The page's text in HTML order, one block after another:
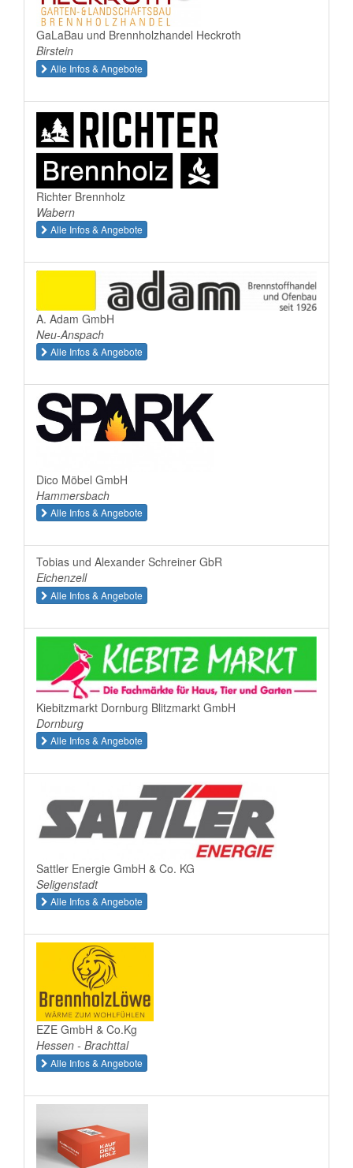
GaLaBau und Brennholzhandel Heckroth
Birstein
Alle Infos & Angebote
Richter Brennholz
Wabern
Alle Infos & Angebote
A. Adam GmbH
Neu-Anspach
Alle Infos & Angebote
Dico Möbel GmbH
Hammersbach
Alle Infos & Angebote
Tobias und Alexander Schreiner GbR
Eichenzell
Alle Infos & Angebote
Kiebitzmarkt Dornburg Blitzmarkt GmbH
Dornburg
Alle Infos & Angebote
Sattler Energie GmbH & Co. KG
Seligenstadt
Alle Infos & Angebote
EZE GmbH & Co.Kg
Hessen - Brachttal
Alle Infos & Angebote